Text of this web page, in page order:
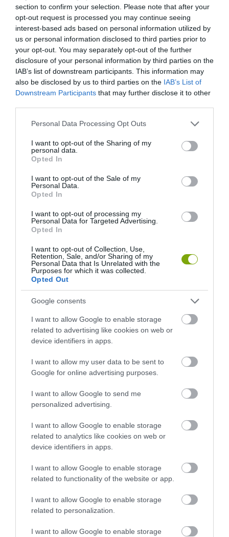
section to confirm your selection. Please note that after your
opt-out request is processed you may continue seeing
interest-based ads based on personal information utilized by
us or personal information disclosed to third parties prior to
your opt-out. You may separately opt-out of the further
disclosure of your personal information by third parties on the
IAB’s list of downstream participants. This information may
also be disclosed by us to third parties on the IAB’s List of
Downstream Participants that may further disclose it to other
Please note that this website/app uses one or more Google
not limited to your visit or usage behaviour. You may click to
grant or deny consent to Google and its third-party tags to
use your data for below specified purposes in below Google
consent section.
Personal Data Processing Opt Outs
I want to opt-out of the Sharing of my
personal data.
Opted In
I want to opt-out of the Sale of my
Personal Data.
Opted In
I want to opt-out of processing my
Personal Data for Targeted Advertising.
Opted In
I want to opt-out of Collection, Use,
Retention, Sale, and/or Sharing of my
Personal Data that Is Unrelated with the
Purposes for which it was collected.
Opted Out
Google consents
I want to allow Google to enable storage
related to advertising like cookies on web or
device identifiers in apps.
I want to allow my user data to be sent to
Google for online advertising purposes.
I want to allow Google to send me
personalized advertising.
I want to allow Google to enable storage
related to analytics like cookies on web or
device identifiers in apps.
I want to allow Google to enable storage
related to functionality of the website or app.
I want to allow Google to enable storage
related to personalization.
I want to allow Google to enable storage
KÖRNYÉKÉN: TERMÉSZET,
TALÁLKOZÁSA
2026-08-04
FELETT: MI EZ A LÁTHATATLAN
ALATTA A TERMÉSZETTEL?
AZ EGYHANGÚSÁGOT: A
ASZÁLY IDEJÉN IS OKOSABB
STRATÉGIA
NEVEZTEK MEG, ÉS A FÖLD
KORAI MÉG MINDENTUDÓNAK
HINNI MAGUNKAT
A NÖVÉNYEK IS KÖLTÖZNEK
BETOLAKODÓK, CSAK NEM
BŐRÖNDDEL
EGY ÖREG TÖLGY NEM CSAK
ÉTTEREM ÉS MENEDÉK